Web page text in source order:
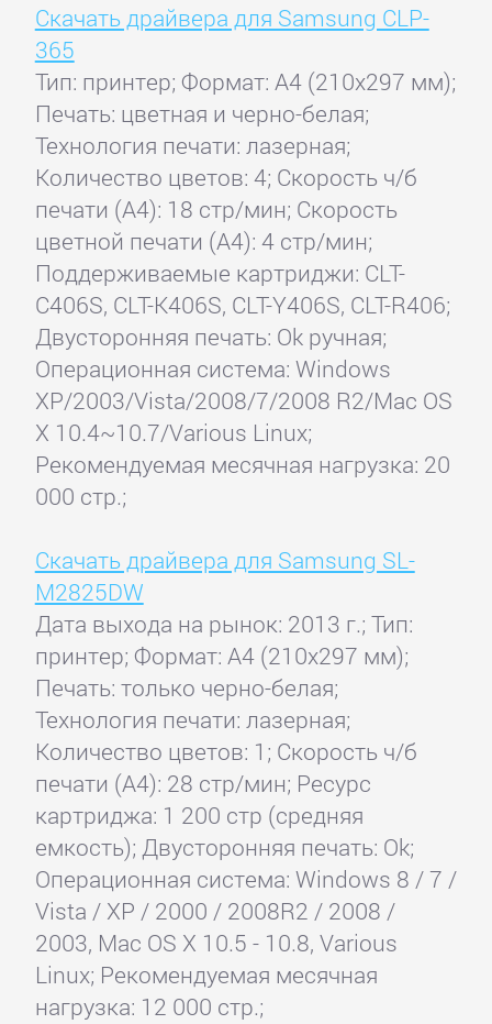
Скачать драйвера для Samsung CLP-
365
Тип: принтер; Формат: A4 (210x297 мм);
Печать: цветная и черно-белая;
Технология печати: лазерная;
Количество цветов: 4; Скорость ч/б
печати (А4): 18 стр/мин; Скорость
цветной печати (А4): 4 стр/мин;
Поддерживаемые картриджи: CLT-
C406S, CLT-K406S, CLT-Y406S, CLT-R406;
Двусторонняя печать: Ok ручная;
Операционная система: Windows
XP/2003/Vista/2008/7/2008 R2/Mac OS
X 10.4~10.7/Various Linux;
Рекомендуемая месячная нагрузка: 20
000 стр.;
Скачать драйвера для Samsung SL-
M2825DW
Дата выхода на рынок: 2013 г.; Тип:
принтер; Формат: A4 (210x297 мм);
Печать: только черно-белая;
Технология печати: лазерная;
Количество цветов: 1; Скорость ч/б
печати (А4): 28 стр/мин; Ресурс
картриджа: 1 200 стр (средняя
емкость); Двусторонняя печать: Ok;
Операционная система: Windows 8 / 7 /
Vista / XP / 2000 / 2008R2 / 2008 /
2003, Mac OS X 10.5 - 10.8, Various
Linux; Рекомендуемая месячная
нагрузка: 12 000 стр.;